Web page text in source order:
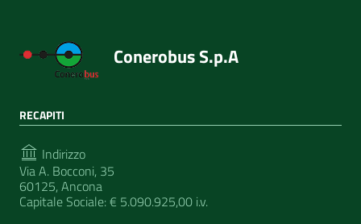
Conerobus S.p.A
RECAPITI
Indirizzo
Via A. Bocconi, 35
60125, Ancona
Capitale Sociale: € 5.090.925,00 i.v.